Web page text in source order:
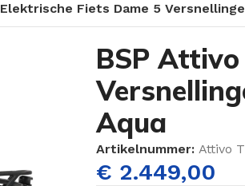
Fiets Dame 5
BSP
Aqua
Artikelnummer: Attivo
€ 2.449,00